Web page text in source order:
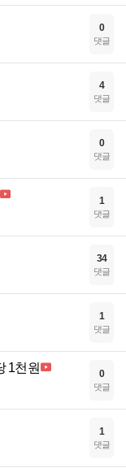
0
댓글
4
댓글
0
댓글
1
댓글
34
댓글
1
댓글
1천원 0
댓글
1
댓글